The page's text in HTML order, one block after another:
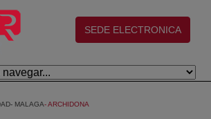
(abre en nueva ventana)
SEDE ELECTRONICA
MALAGA ARCHIDONA